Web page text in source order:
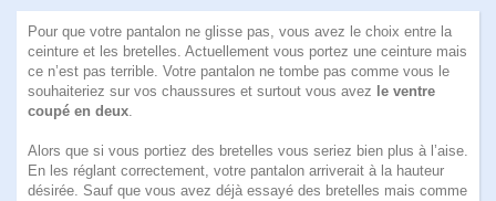
Pour que votre pantalon ne glisse pas, vous avez le choix entre la
ceinture et les bretelles. Actuellement vous portez une ceinture mais
ce n’est pas terrible. Votre pantalon ne tombe pas comme vous le
souhaiteriez sur vos chaussures et surtout vous avez le ventre
coupé en deux.
Alors que si vous portiez des bretelles vous seriez bien plus à l’aise.
En les réglant correctement, votre pantalon arriverait à la hauteur
désirée. Sauf que vous avez déjà essayé des bretelles mais comme